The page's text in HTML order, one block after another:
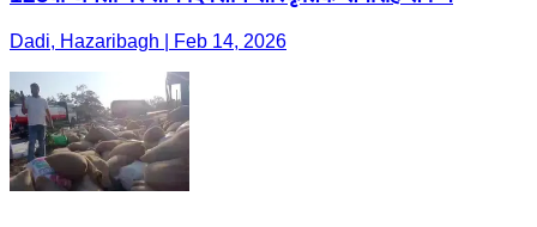
Dadi, Hazaribagh | Feb 14, 2026